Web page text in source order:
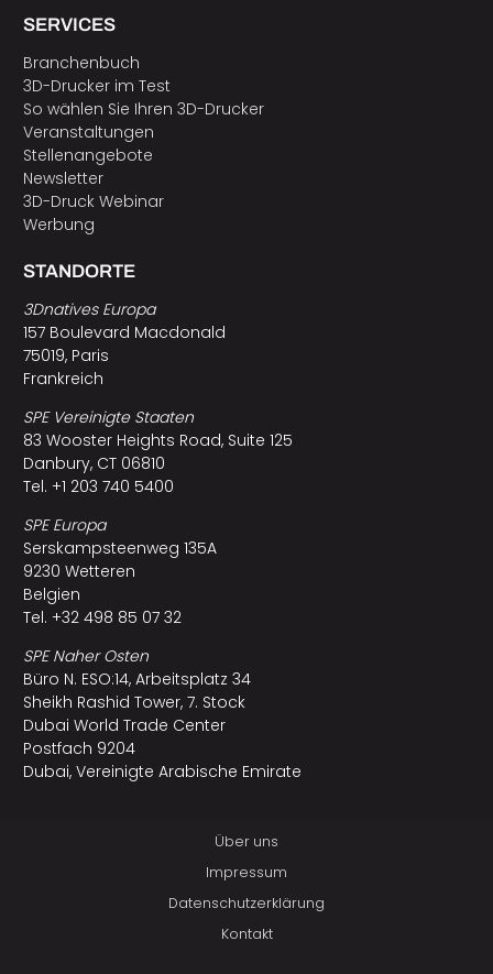
SERVICES
Branchenbuch
3D-Drucker im Test
So wählen Sie Ihren 3D-Drucker
Veranstaltungen
Stellenangebote
Newsletter
3D-Druck Webinar
Werbung
STANDORTE
3Dnatives Europa
157 Boulevard Macdonald
75019, Paris
Frankreich
SPE Vereinigte Staaten
83 Wooster Heights Road, Suite 125
Danbury, CT 06810
Tel. +1 203 740 5400
SPE Europa
Serskampsteenweg 135A
9230 Wetteren
Belgien
Tel. +32 498 85 07 32
SPE Naher Osten
Büro N. ESO:14, Arbeitsplatz 34
Sheikh Rashid Tower, 7. Stock
Dubai World Trade Center
Postfach 9204
Dubai, Vereinigte Arabische Emirate
Über uns
Impressum
Datenschutzerklärung
Kontakt